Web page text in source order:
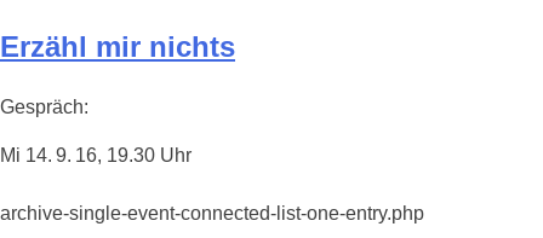
Erzähl mir nichts
Gespräch:
Mi 14. 9. 16, 19.30 Uhr
archive-single-event-connected-list-one-entry.php